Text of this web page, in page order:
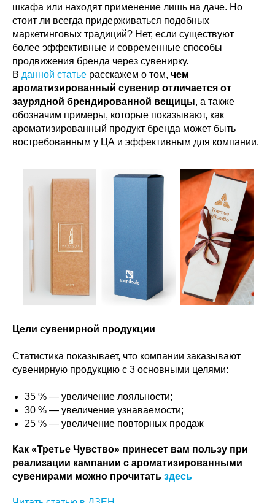
шкафа или находят применение лишь на даче. Но
стоит ли всегда придерживаться подобных
маркетинговых традиций? Нет, если существуют
более эффективные и современные способы
продвижения бренда через сувенирку.
В данной статье расскажем о том, чем
ароматизированный сувенир отличается от
заурядной брендированной вещицы, а также
обозначим примеры, которые показывают, как
ароматизированный продукт бренда может быть
востребованным у ЦА и эффективным для компании.
Цели сувенирной продукции
Статистика показывает, что компании заказывают
сувенирную продукцию с 3 основными целями:
35 % — увеличение лояльности;
30 % — увеличение узнаваемости;
25 % — увеличение повторных продаж
Как «Третье Чувство» принесет вам пользу при
реализации кампании с ароматизированными
сувенирами можно прочитать здесь